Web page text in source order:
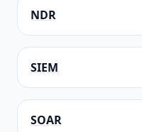
NDR
SIEM
SOAR